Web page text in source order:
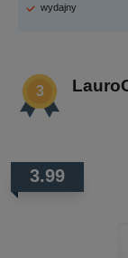
wydajny
3.99